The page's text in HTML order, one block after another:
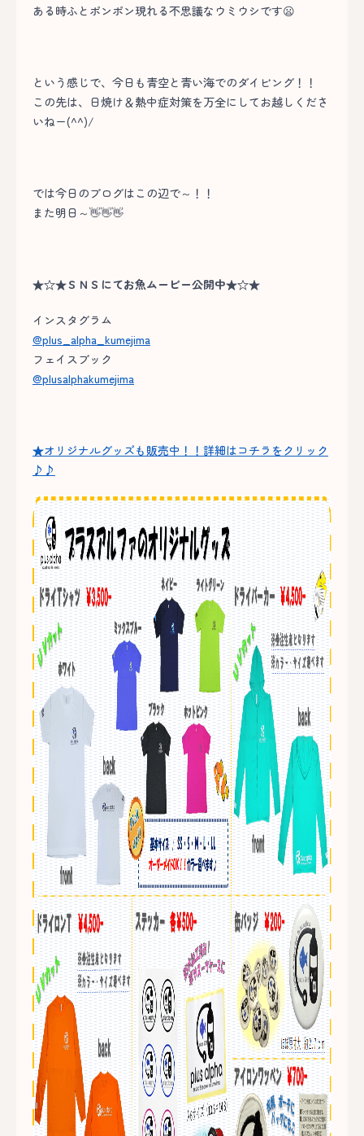
ある時ふとポンポン現れる不思議なウミウシです😦
という感じで、今日も青空と青い海でのダイビング！！
この先は、日焼け＆熱中症対策を万全にしてお越しくださ
いねー(^^)/
では今日のブログはこの辺で～！！
また明日～👋👋👋
★☆★ＳＮＳにてお魚ムービー公開中★☆★
インスタグラム
@plus_alpha_kumejima
フェイスブック
@plusalphakumejima
★オリジナルグッズも販売中！！詳細はコチラをクリック
♪♪